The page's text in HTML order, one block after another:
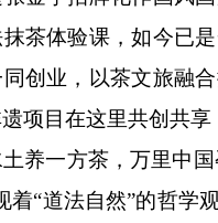
茶体验课，如今已
创业，以茶文旅融
项目在这里共创共
一方茶，万里中国
着“道法自然”的哲学